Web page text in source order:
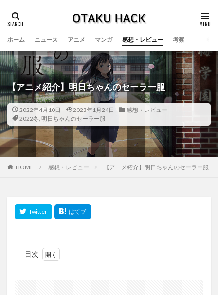
ホーム ニュース アニメ マンガ 感想・レビュー 考察
【アニメ紹介】明日ちゃんのセーラー服
2022年4月10日 2023年1月24日
感想・レビュー
2022冬, 明日ちゃんのセーラー服
HOME 感想・レビュー 【アニメ紹介】明日ちゃんのセーラー服
目次